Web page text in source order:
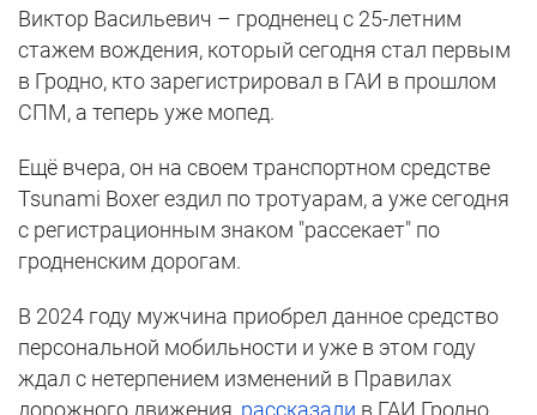
Виктор Васильевич – гродненец с 25-летним
стажем вождения, который сегодня стал первым
в Гродно, кто зарегистрировал в ГАИ в прошлом
СПМ, а теперь уже мопед.
Ещё вчера, он на своем транспортном средстве
Tsunami Boxer ездил по тротуарам, а уже сегодня
с регистрационным знаком "рассекает" по
гродненским дорогам.
В 2024 году мужчина приобрел данное средство
персональной мобильности и уже в этом году
ждал с нетерпением изменений в Правилах
дорожного движения, рассказали в ГАИ Гродно.